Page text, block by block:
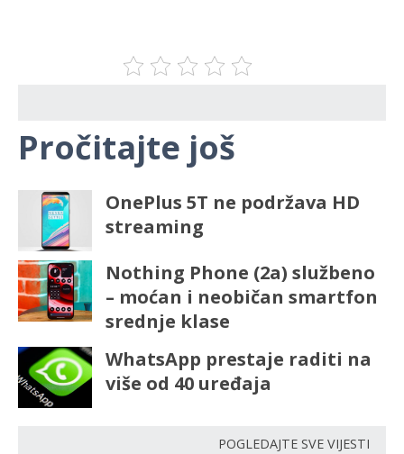
Pročitajte još
OnePlus 5T ne podržava HD
streaming
Nothing Phone (2a) službeno
– moćan i neobičan smartfon
srednje klase
WhatsApp prestaje raditi na
više od 40 uređaja
POGLEDAJTE SVE VIJESTI